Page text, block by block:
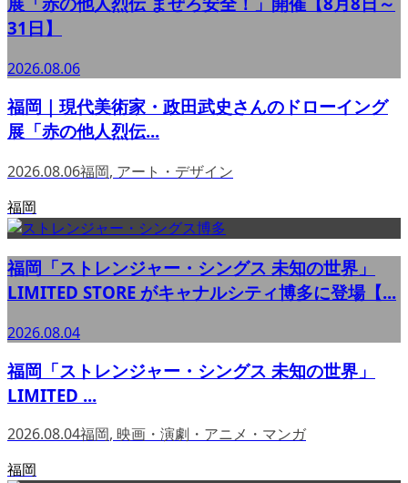
31日】
2026.08.06
福岡｜現代美術家・政田武史さんのドローイング
展「赤の他人烈伝...
2026.08.06福岡, アート・デザイン
福岡
福岡「ストレンジャー・シングス 未知の世界」
LIMITED STORE がキャナルシティ博多に登場【...
2026.08.04
福岡「ストレンジャー・シングス 未知の世界」
LIMITED ...
2026.08.04福岡, 映画・演劇・アニメ・マンガ
福岡